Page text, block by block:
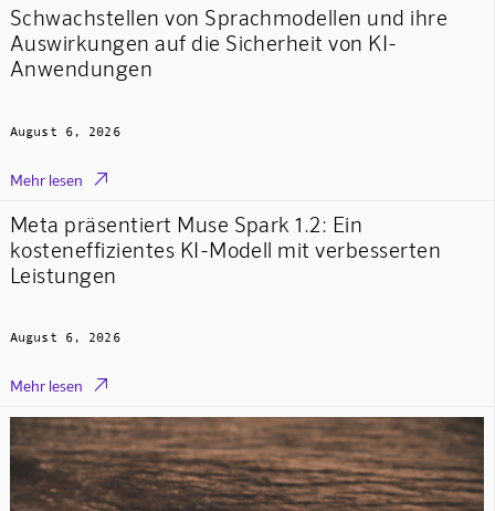
Schwachstellen von Sprachmodellen und ihre
Auswirkungen auf die Sicherheit von KI-
Anwendungen
August 6, 2026
Mehr lesen 
Meta präsentiert Muse Spark 1.2: Ein
kosteneffizientes KI-Modell mit verbesserten
Leistungen
August 6, 2026
Mehr lesen 